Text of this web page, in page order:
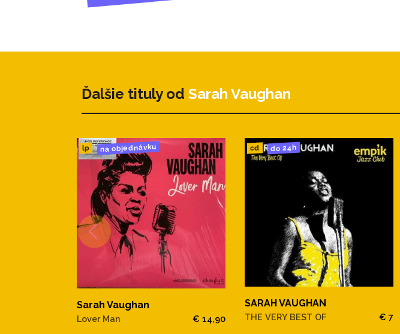
Ďalšie tituly od Sarah Vaughan
lp na objednávku
Sarah Vaughan
Lover Man € 14,90
cd do 24h
SARAH VAUGHAN
THE VERY BEST OF € 7